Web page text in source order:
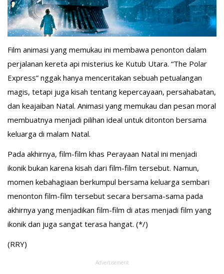
Film animasi yang memukau ini membawa penonton dalam
perjalanan kereta api misterius ke Kutub Utara. “The Polar
Express” nggak hanya menceritakan sebuah petualangan
magis, tetapi juga kisah tentang kepercayaan, persahabatan,
dan keajaiban Natal. Animasi yang memukau dan pesan moral
membuatnya menjadi pilihan ideal untuk ditonton bersama
keluarga di malam Natal.
Pada akhirnya, film-film khas Perayaan Natal ini menjadi
ikonik bukan karena kisah dari film-film tersebut. Namun,
momen kebahagiaan berkumpul bersama keluarga sembari
menonton film-film tersebut secara bersama-sama pada
akhirnya yang menjadikan film-film di atas menjadi film yang
ikonik dan juga sangat terasa hangat. (*/)
(RRY)
Advertisement